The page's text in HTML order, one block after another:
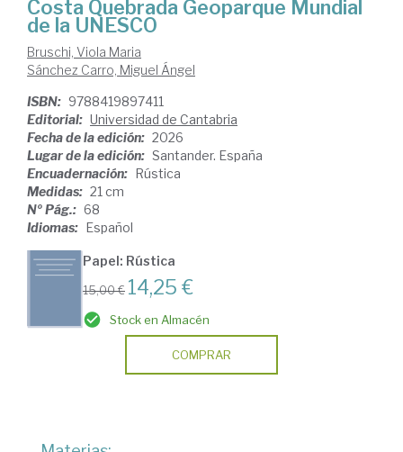
Costa Quebrada Geoparque Mundial
de la UNESCO
Bruschi, Viola Maria
Sánchez Carro, Miguel Ángel
ISBN: 9788419897411
Editorial: Universidad de Cantabria
Fecha de la edición: 2026
Lugar de la edición: Santander. España
Encuadernación: Rústica
Medidas: 21 cm
Nº Pág.: 68
Idiomas: Español
Papel: Rústica
15,00 € 14,25 €
Stock en Almacén
COMPRAR